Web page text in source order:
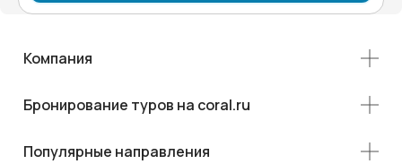
Компания
Бронирование туров на coral.ru
Популярные направления